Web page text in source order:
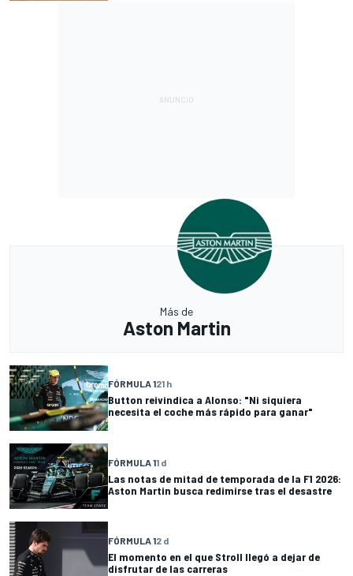
Más de
Aston Martin
FÓRMULA 121 h
Button reivindica a Alonso: "Ni siquiera
necesita el coche más rápido para ganar"
FÓRMULA 11 d
Las notas de mitad de temporada de la F1 2026:
Aston Martin busca redimirse tras el desastre
FÓRMULA 12 d
El momento en el que Stroll llegó a dejar de
disfrutar de las carreras